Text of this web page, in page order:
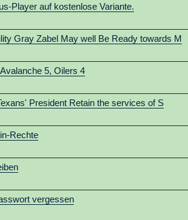
Player auf kostenlose Variante.
Gray Zabel May well Be Ready towards M
5, Oilers 4
President Retain the services of S
Rechte
vergessen